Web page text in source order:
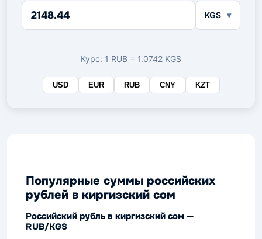
Сумма
целевой
валюте
KGS
Курс: 1 RUB = 1.0742 KGS
USD EUR RUB CNY KZT
Популярные суммы российских
рублей в киргизский сом
Российский рубль в киргизский сом —
RUB/KGS